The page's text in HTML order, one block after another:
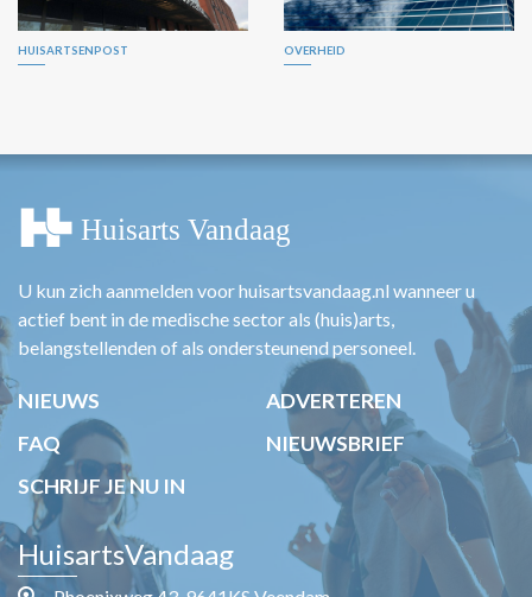
HUISARTSENPOST OVERHEID
U kun zich aanmelden voor huisartsvandaag.nl wanneer u
actief bent in de medische sector als (huis)arts,
belangstellenden of als ondersteunend personeel.
NIEUWS
ADVERTEREN
FAQ
NIEUWSBRIEF
SCHRIJF JE NU IN
HuisartsVandaag